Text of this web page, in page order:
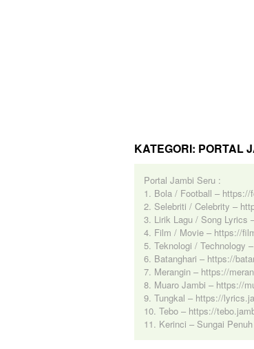
KATEGORI: PORTAL
Portal Jambi Seru :
1. Bola / Football –
2. Selebriti / Celebrity –
3. Lirik Lagu / Song Lyrics
4. Film / Movie – https://
5. Teknologi / Technology
6. Batanghari – https://
7. Merangin – https://
8. Muaro Jambi – https://
9. Tungkal – https://
10. Tebo – https://
11. Kerinci – Sungai